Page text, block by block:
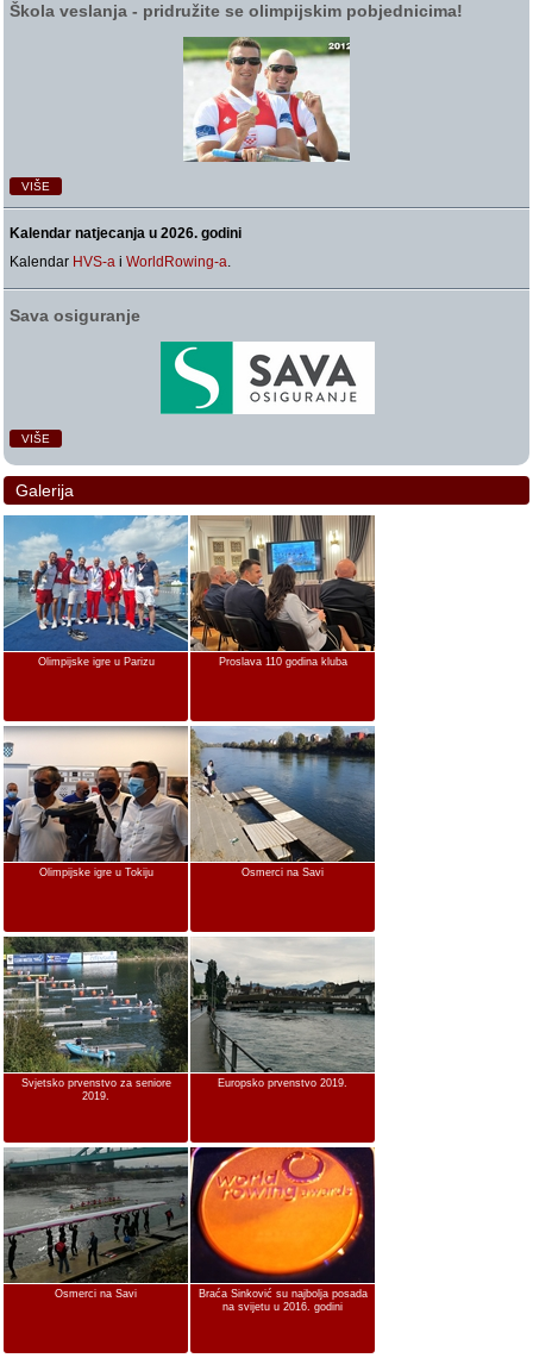
Škola veslanja ‑ pridružite se olimpijskim pobjednicima!
VIŠE
Kalendar natjecanja u 2026. godini
Kalendar HVS-a iWorldRowing-a.
Sava osiguranje
VIŠE
Galerija
Olimpijske igre u Parizu Proslava 110 godina kluba
Olimpijske igre u Tokiju Osmerci na Savi
Svjetsko prvenstvo za seniore
2019.
Europsko prvenstvo 2019.
Osmerci na Savi
Braća Sinković su najbolja posada
na svijetu u 2016. godini